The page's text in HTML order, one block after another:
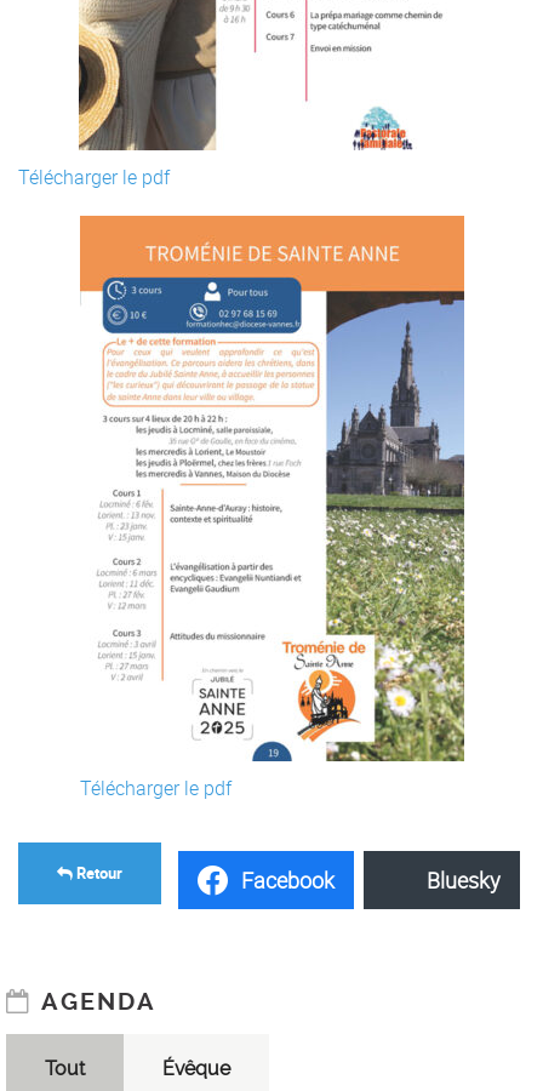
Télécharger le pdf
Télécharger le pdf
Facebook Bluesky
Retour
AGENDA
Tout Évêque